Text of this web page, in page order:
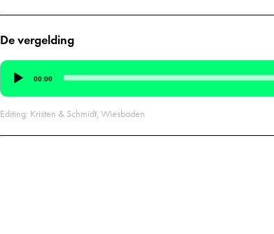
De vergelding
Audiospeler
00:00
Editing: Kristen & Schmidt, Wiesbaden